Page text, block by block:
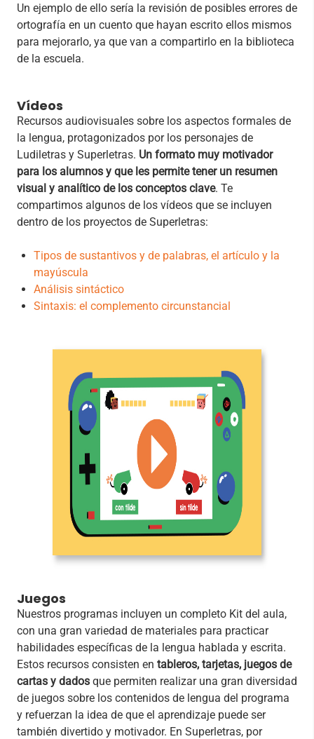
Un ejemplo de ello sería la revisión de posibles errores de
ortografía en un cuento que hayan escrito ellos mismos
para mejorarlo, ya que van a compartirlo en la biblioteca
de la escuela.
Vídeos
Recursos audiovisuales sobre los aspectos formales de
la lengua, protagonizados por los personajes de
Ludiletras y Superletras. Un formato muy motivador
para los alumnos y que les permite tener un resumen
visual y analítico de los conceptos clave. Te
compartimos algunos de los vídeos que se incluyen
dentro de los proyectos de Superletras:
Tipos de sustantivos y de palabras, el artículo y la
mayúscula
Análisis sintáctico
Sintaxis: el complemento circunstancial
Juegos
Nuestros programas incluyen un completo Kit del aula,
con una gran variedad de materiales para practicar
habilidades específicas de la lengua hablada y escrita.
Estos recursos consisten en tableros, tarjetas, juegos de
cartas y dados que permiten realizar una gran diversidad
de juegos sobre los contenidos de lengua del programa
y refuerzan la idea de que el aprendizaje puede ser
también divertido y motivador. En Superletras, por